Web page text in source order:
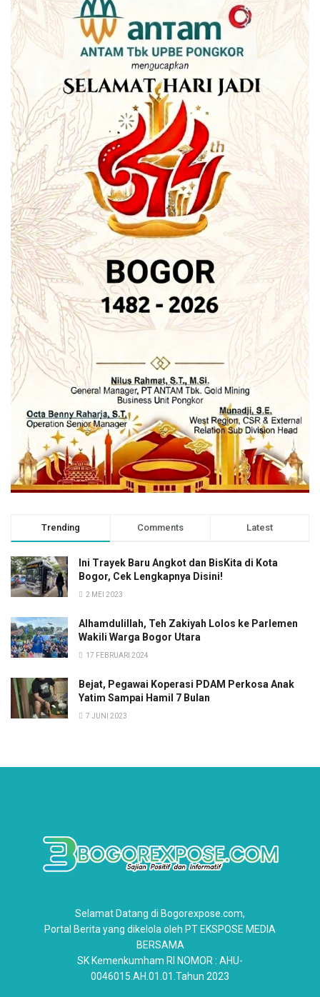
Trending Comments Latest
Ini Trayek Baru Angkot dan BisKita di Kota
Bogor, Cek Lengkapnya Disini!
2 MEI 2023
Alhamdulillah, Teh Zakiyah Lolos ke Parlemen
Wakili Warga Bogor Utara
17 FEBRUARI 2024
Bejat, Pegawai Koperasi PDAM Perkosa Anak
Yatim Sampai Hamil 7 Bulan
7 JUNI 2023
Selamat Datang di Bogorexpose.com,
Portal Berita yang dikelola oleh PT EKSPOSE MEDIA
BERSAMA
SK Kemenkumham RI NOMOR : AHU-
0046015.AH.01.01.Tahun 2023